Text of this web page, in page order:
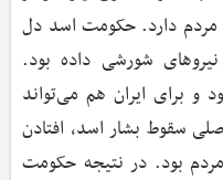
مردم دارد. حکومت اسد دل
شورشی داده بود.
و برای ایران هم می‌تواند
سقوط بشار اسد، افتادن
بود. در نتیجه حکومت